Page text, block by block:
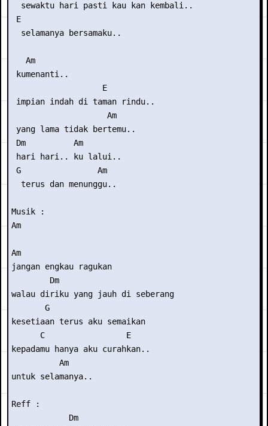
  sewaktu hari pasti kau kan kembali..
E
  selamanya bersamaku..
   Am
kumenanti..
                   E
impian indah di taman rindu..
                    Am
yang lama tidak bertemu..
Dm          Am
hari hari.. ku lalui..
G                Am
  terus dan menunggu..
Musik :
Am
Am
jangan engkau ragukan
        Dm
walau diriku yang jauh di seberang
       G
kesetiaan terus aku semaikan
      C                 E
kepadamu hanya aku curahkan..
          Am
untuk selamanya..
Reff :
            Dm